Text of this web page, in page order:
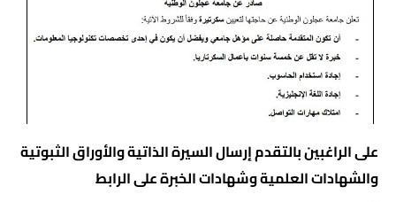
على الراغبين بالتقدم إرسال السيرة الذاتية والأوراق الثبوتية
والشهادات العلمية وشهادات الخبرة على الرابط